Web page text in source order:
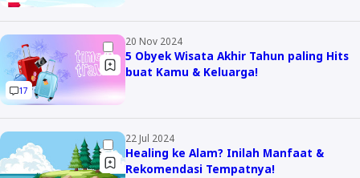
Otomotif
About Me
Work With Me
Contact
Privacy Policy
Disclaimer
17
20 Nov 2024
5 Obyek Wisata Akhir Tahun paling Hits
buat Kamu & Keluarga!
22 Jul 2024
Healing ke Alam? Inilah Manfaat &
Rekomendasi Tempatnya!